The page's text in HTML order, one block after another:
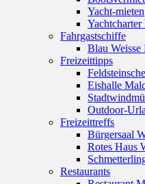
Yacht-mieten
Yachtcharter
Fahrgastschiffe
Blau Weisse
Freizeittipps
Eishalle
Outdoor-
Freizeittreffs
Bürgersaal
Rotes Haus
Restaurants